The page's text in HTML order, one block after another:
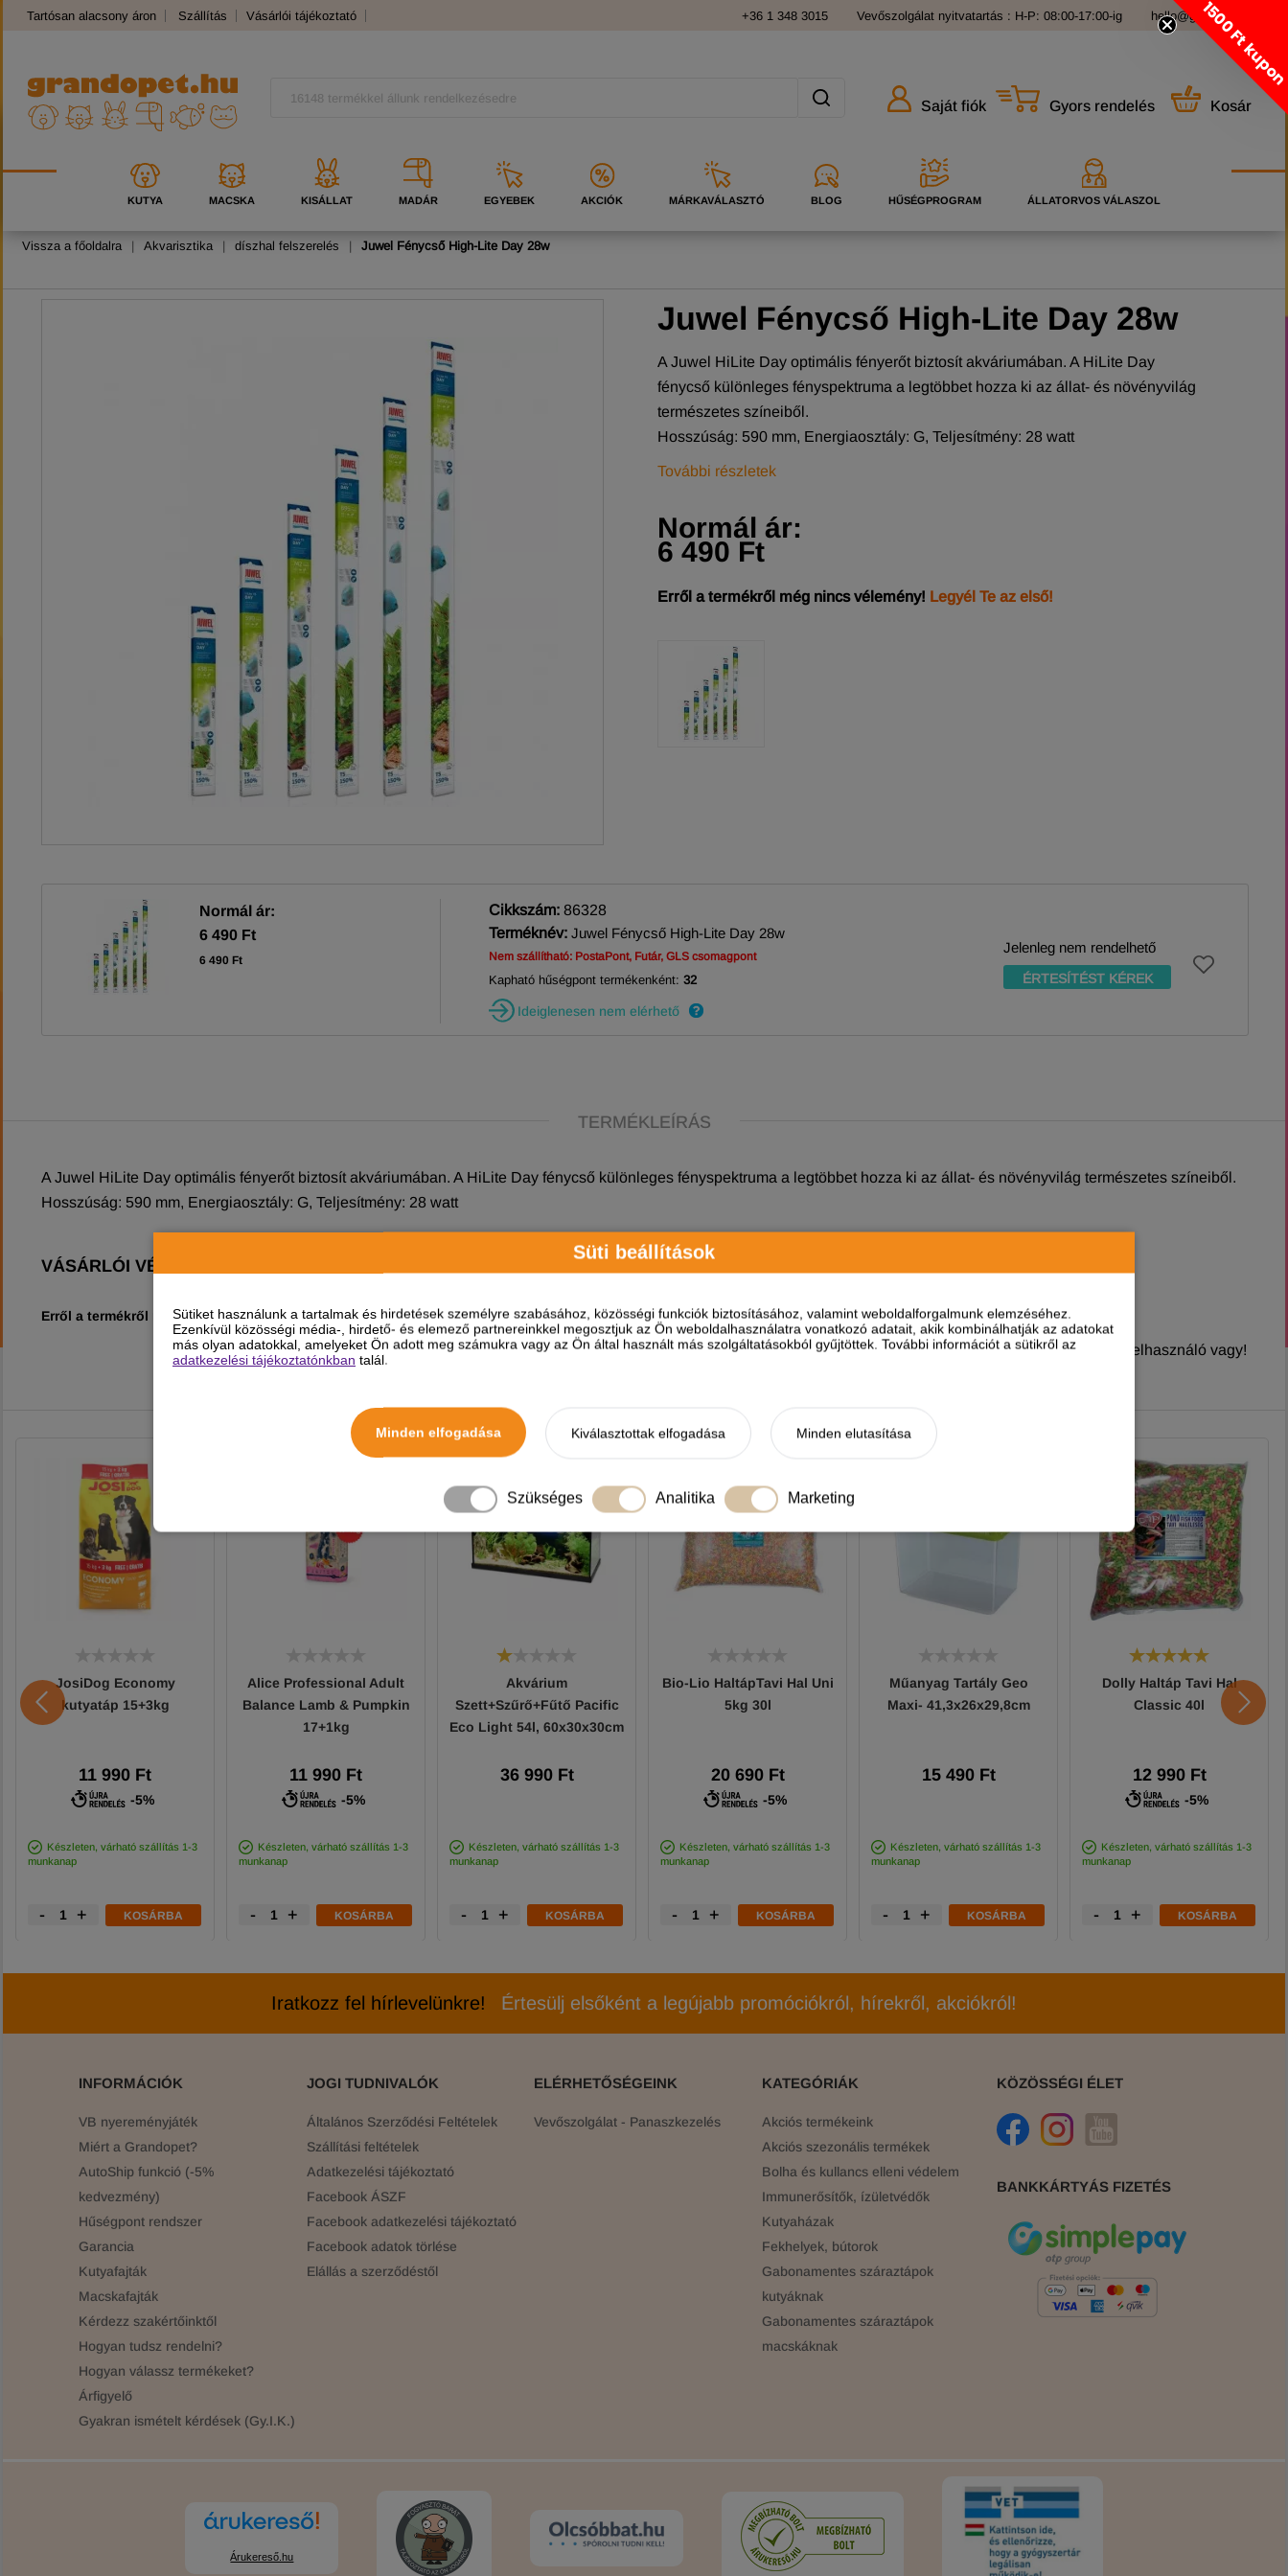
Süti beállítások
Sütiket használunk a tartalmak és hirdetések személyre szabásához, közösségi funkciók biztosításához, valamint weboldalforgalmunk elemzéséhez.
Ezenkívül közösségi média-, hirdető- és elemező partnereinkkel megosztjuk az Ön weboldalhasználatra vonatkozó adatait, akik kombinálhatják az adatokat
más olyan adatokkal, amelyeket Ön adott meg számukra vagy az Ön által használt más szolgáltatásokból gyűjtöttek. További információt a sütikről az
adatkezelési tájékoztatónkban talál.
Minden elfogadása Kiválasztottak elfogadása Minden elutasítása
Szükséges Analitika Marketing
Tartósan alacsony áron Szállítás Vásárlói tájékoztató +36 1 348 3015 Vevőszolgálat nyitvatartás : H-P: 08:00-17:00-ig hello@grandopet.hu
Saját fiók Gyors rendelés Kosár
KUTYA MACSKA KISÁLLAT MADÁR EGYEBEK AKCIÓK MÁRKAVÁLASZTÓ BLOG HŰSÉGPROGRAM ÁLLATORVOS VÁLASZOL
Vissza a főoldalra | Akvarisztika | díszhal felszerelés | Juwel Fénycső High-Lite Day 28w
Juwel Fénycső High-Lite Day 28w
A Juwel HiLite Day optimális fényerőt biztosít akváriumában. A HiLite Day
fénycső különleges fényspektruma a legtöbbet hozza ki az állat- és növényvilág
természetes színeiből.
Hosszúság: 590 mm, Energiaosztály: G, Teljesítmény: 28 watt
További részletek
Normál ár:
6 490 Ft
Erről a termékről még nincs vélemény! Legyél Te az első!
Normál ár:
6 490 Ft
6 490 Ft
Cikkszám: 86328
Terméknév: Juwel Fénycső High-Lite Day 28w
Nem szállítható: PostaPont, Futár, GLS csomagpont
Kapható hűségpont termékenként: 32
Ideiglenesen nem elérhető
Jelenleg nem rendelhető
ÉRTESÍTÉST KÉREK
TERMÉKLEÍRÁS
A Juwel HiLite Day optimális fényerőt biztosít akváriumában. A HiLite Day fénycső különleges fényspektruma a legtöbbet hozza ki az állat- és növényvilág természetes színeiből.
Hosszúság: 590 mm, Energiaosztály: G, Teljesítmény: 28 watt
VÁSÁRLÓI VÉLEMÉNYEK
Erről a termékről még nincs vélemény!
A termékhez akkor tudsz véleményt írni, haregisztrált és bejelentkezett felhasználó vagy!
JosiDog Economy
kutyatáp 15+3kg
11 990 Ft
-5%
Készleten, várható szállítás 1-3
munkanap
- + KOSÁRBA
Alice Professional Adult
Balance Lamb & Pumpkin
17+1kg
11 990 Ft
-5%
Készleten, várható szállítás 1-3
munkanap
- + KOSÁRBA
Akvárium
Szett+Szűrő+Fűtő Pacific
Eco Light 54l, 60x30x30cm
36 990 Ft
Készleten, várható szállítás 1-3
munkanap
- + KOSÁRBA
Bio-Lio HaltápTavi Hal Uni
5kg 30l
20 690 Ft
-5%
Készleten, várható szállítás 1-3
munkanap
- + KOSÁRBA
Műanyag Tartály Geo
Maxi- 41,3x26x29,8cm
15 490 Ft
Készleten, várható szállítás 1-3
munkanap
- + KOSÁRBA
Dolly Haltáp Tavi Hal
Classic 40l
12 990 Ft
-5%
Készleten, várható szállítás 1-3
munkanap
- + KOSÁRBA
Iratkozz fel hírlevelünkre! Értesülj elsőként a legújabb promóciókról, hírekről, akciókról!
INFORMÁCIÓK
VB nyereményjáték
Miért a Grandopet?
AutoShip funkció (-5%
kedvezmény)
Hűségpont rendszer
Garancia
Kutyafajták
Macskafajták
Kérdezz szakértőinktől
Hogyan tudsz rendelni?
Hogyan válassz termékeket?
Árfigyelő
Gyakran ismételt kérdések (Gy.I.K.)
JOGI TUDNIVALÓK
Általános Szerződési Feltételek
Szállítási feltételek
Adatkezelési tájékoztató
Facebook ÁSZF
Facebook adatkezelési tájékoztató
Facebook adatok törlése
Elállás a szerződéstől
ELÉRHETŐSÉGEINK
Vevőszolgálat - Panaszkezelés
KATEGÓRIÁK
Akciós termékeink
Akciós szezonális termékek
Bolha és kullancs elleni védelem
Immunerősítők, ízületvédők
Kutyaházak
Fekhelyek, bútorok
Gabonamentes száraztápok
kutyáknak
Gabonamentes száraztápok
macskáknak
KÖZÖSSÉGI ÉLET
BANKKÁRTYÁS FIZETÉS
Árukereső.hu
1500 Ft